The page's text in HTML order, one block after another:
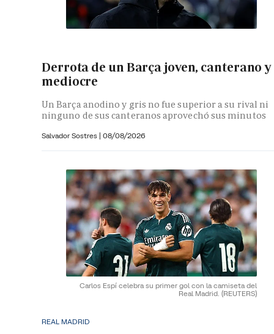
Derrota de un Barça joven, canterano y
mediocre
Un Barça anodino y gris no fue superior a su rival ni
ninguno de sus canteranos aprovechó sus minutos
Salvador Sostres | 08/08/2026
Carlos Espí celebra su primer gol con la camiseta del
Real Madrid. (REUTERS)
REAL MADRID